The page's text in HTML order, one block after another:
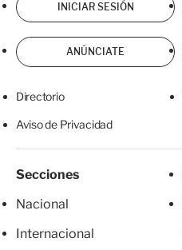
INICIAR SESIÓN
ANÚNCIATE
Directorio
Aviso de Privacidad
Secciones
Nacional
Internacional